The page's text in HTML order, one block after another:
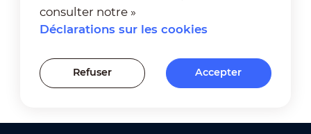
consulter notre »
Déclarations sur les cookies
Refuser Accepter